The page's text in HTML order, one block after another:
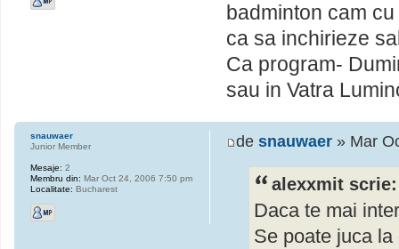
badminton cam
ca sa inchirieze
Ca program-
sau in Vatra
de snauwaer » Mar
alexxmit scrie:
Daca te mai
Se poate juca
snauwaer
Junior Member
Mesaje: 2
Membru din: Mar Oct 24, 2006 7:50 pm
Localitate: Bucharest